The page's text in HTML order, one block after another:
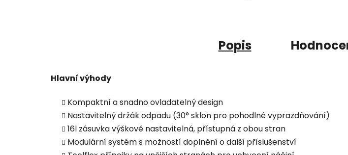
Popis
Hlavní výhody
Kompaktní a snadno ovladatelný design
Nastavitelný držák odpadu (30° sklon pro pohodlné vyprazdňování)
16l zásuvka výškově nastavitelná, přístupná z obou stran
Modulární systém s možností doplnění o další příslušenství